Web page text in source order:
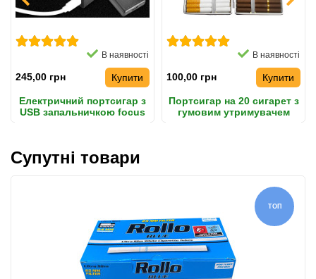
В наявності
245,00 грн Купити
Електричний портсигар з
USB запальничкою focus
В наявності
100,00 грн Купити
Портсигар на 20 сигарет з
гумовим утримувачем
Супутні товари
ТОП